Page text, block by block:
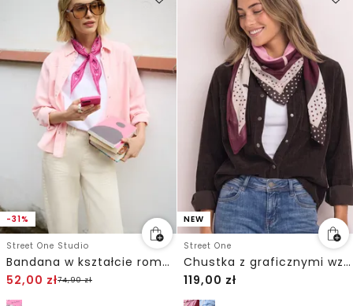
-31%
Street One Studio
Bandana w kształcie rombu z nadrukiem
52,00 zł74,90zł
NEW
Street One
Chustka z graficznymi wzorami
119,00 zł